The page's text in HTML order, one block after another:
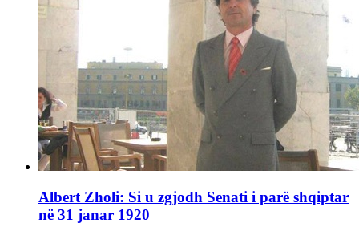
Albert Zholi: Si u zgjodh Senati i parë shqiptar
në 31 janar 1920